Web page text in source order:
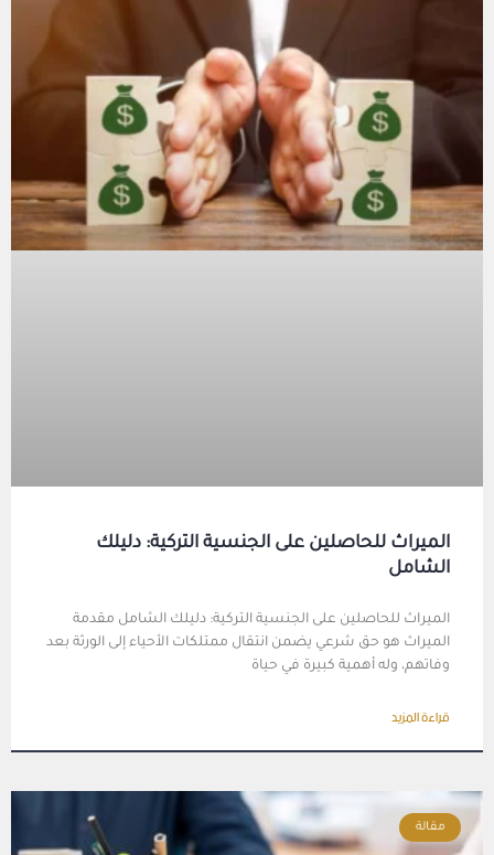
الميراث للحاصلين على الجنسية التركية: دليلك
الشامل
الميراث للحاصلين على الجنسية التركية: دليلك الشامل مقدمة
الميراث هو حق شرعي يضمن انتقال ممتلكات الأحياء إلى الورثة بعد
وفاتهم، وله أهمية كبيرة في حياة
قراءة المزيد
مقالة